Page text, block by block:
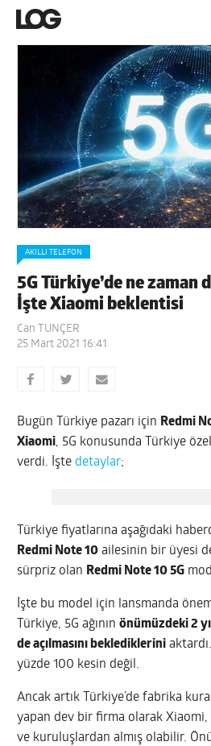
AKILLI TELEFON
5G Türkiye’de ne zaman
İşte Xiaomi beklentisi
Can TUNÇER
25 Mart 2021 16:41
Bugün Türkiye pazarı için Redmi
Xiaomi, 5G konusunda Türkiye
verdi. İşte detaylar;
Türkiye fiyatlarına aşağıdaki
Redmi Note 10 ailesinin bir üyesi
sürpriz olan Redmi Note 10 5G
İşte bu model için lansmanda
Türkiye, 5G ağınınönümüzdeki 2
de açılmasını beklediklerini
yüzde 100 kesin değil.
Ancak artık Türkiye’de fabrika
yapan dev bir firma olarak
ve kuruluşlardan almış olabilir.